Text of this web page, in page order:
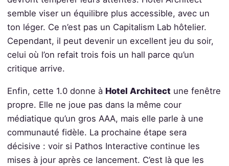
semble viser un équilibre plus accessible, avec un
ton léger. Ce n’est pas un Capitalism Lab hôtelier.
Cependant, il peut devenir un excellent jeu du soir,
celui où l’on refait trois fois un hall parce qu’un
critique arrive.
Enfin, cette 1.0 donne à Hotel Architect une fenêtre
propre. Elle ne joue pas dans la même cour
médiatique qu’un gros AAA, mais elle parle à une
communauté fidèle. La prochaine étape sera
décisive : voir si Pathos Interactive continue les
mises à jour après ce lancement. C’est là que les